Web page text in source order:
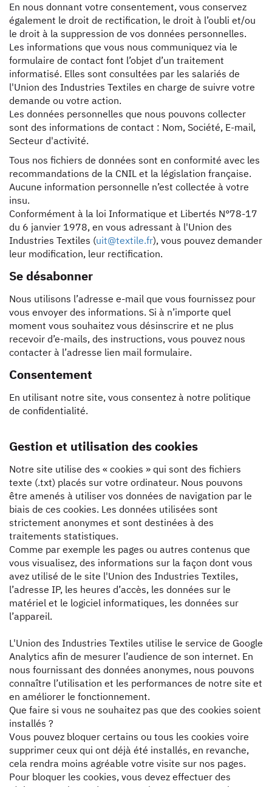
En nous donnant votre consentement, vous conservez
également le droit de rectification, le droit à l’oubli et/ou
le droit à la suppression de vos données personnelles.
Les informations que vous nous communiquez via le
formulaire de contact font l’objet d’un traitement
informatisé. Elles sont consultées par les salariés de
l'Union des Industries Textiles en charge de suivre votre
demande ou votre action.
Les données personnelles que nous pouvons collecter
sont des informations de contact : Nom, Société, E-mail,
Secteur d'activité.
Tous nos fichiers de données sont en conformité avec les
recommandations de la CNIL et la législation française.
Aucune information personnelle n’est collectée à votre
insu.
Conformément à la loi Informatique et Libertés N°78-17
du 6 janvier 1978, en vous adressant à l'Union des
Industries Textiles (uit@textile.fr), vous pouvez demander
leur modification, leur rectification.
Se désabonner
Nous utilisons l’adresse e-mail que vous fournissez pour
vous envoyer des informations. Si à n’importe quel
moment vous souhaitez vous désinscrire et ne plus
recevoir d’e-mails, des instructions, vous pouvez nous
contacter à l’adresse lien mail formulaire.
Consentement
En utilisant notre site, vous consentez à notre politique
de confidentialité.
Gestion et utilisation des cookies
Notre site utilise des « cookies » qui sont des fichiers
texte (.txt) placés sur votre ordinateur. Nous pouvons
être amenés à utiliser vos données de navigation par le
biais de ces cookies. Les données utilisées sont
strictement anonymes et sont destinées à des
traitements statistiques.
Comme par exemple les pages ou autres contenus que
vous visualisez, des informations sur la façon dont vous
avez utilisé de le site l'Union des Industries Textiles,
l’adresse IP, les heures d’accès, les données sur le
matériel et le logiciel informatiques, les données sur
l’appareil.
L'Union des Industries Textiles utilise le service de Google
Analytics afin de mesurer l’audience de son internet. En
nous fournissant des données anonymes, nous pouvons
connaître l’utilisation et les performances de notre site et
en améliorer le fonctionnement.
Que faire si vous ne souhaitez pas que des cookies soient
installés ?
Vous pouvez bloquer certains ou tous les cookies voire
supprimer ceux qui ont déjà été installés, en revanche,
cela rendra moins agréable votre visite sur nos pages.
Pour bloquer les cookies, vous devez effectuer des